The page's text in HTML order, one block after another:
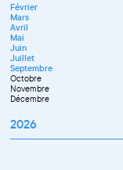
Octobre
Novembre
Décembre
Mai
Juin
Juillet
Septembre
Novembre
Décembre
Février
Mars
Avril
Mai
Juin
Juillet
Septembre
Octobre
Novembre
Décembre
2026